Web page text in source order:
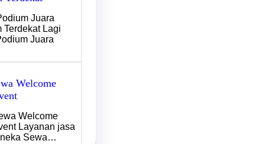
Juara
Terdekat Lagi
Juara
Welcome
Welcome
Layanan jasa
Sewa…